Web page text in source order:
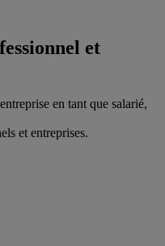
et
en tant que salarié,
et entreprises.